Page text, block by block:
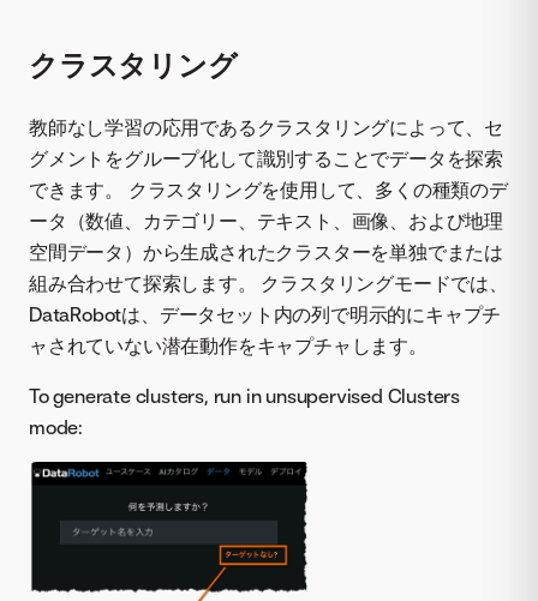
クラスタリング
教師なし学習の応用であるクラスタリングによって、セ
グメントをグループ化して識別することでデータを探索
できます。 クラスタリングを使用して、多くの種類のデ
ータ（数値、カテゴリー、テキスト、画像、および地理
空間データ）から生成されたクラスターを単独でまたは
組み合わせて探索します。 クラスタリングモードでは、
DataRobotは、データセット内の列で明示的にキャプチ
ャされていない潜在動作をキャプチャします。
To generate clusters, run in unsupervised Clusters
mode: